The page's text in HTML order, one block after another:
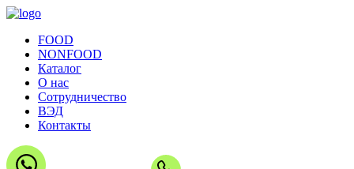
FOOD
NONFOOD
Каталог
О нас
Сотрудничество
ВЭД
Контакты